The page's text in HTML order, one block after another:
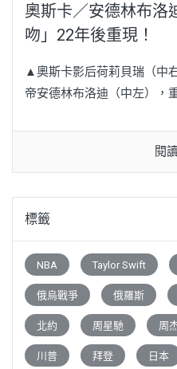
奧斯卡／安德林布洛
吻」22年後重現！
▲奧斯卡影后荷莉貝瑞（中
帝安德林布洛迪（中左），
閱
標籤
NBA Taylor Swift
俄烏戰爭 俄羅斯
北約 周星馳 周
川普 拜登 日本